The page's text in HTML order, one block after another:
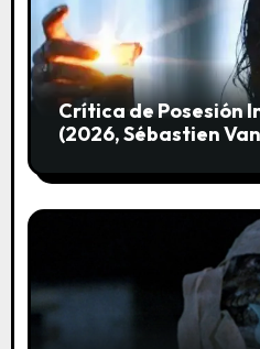
t
r
a
a
Crítica de Posesión
(2026, Sébastien